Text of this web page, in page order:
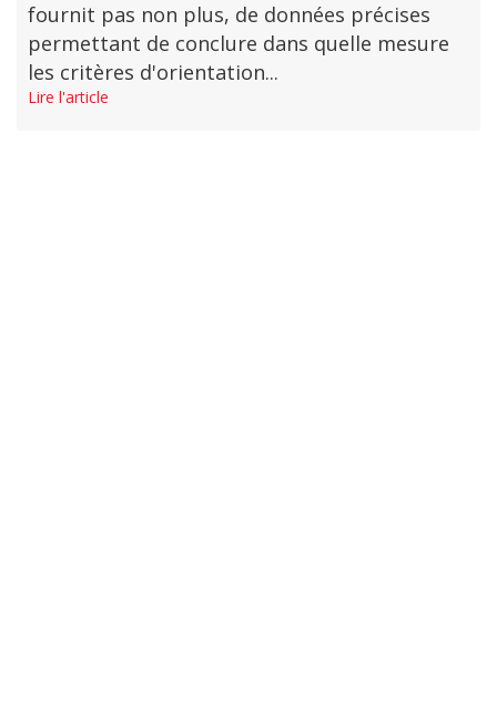
fournit pas non plus, de données précises
permettant de conclure dans quelle mesure
les critères d'orientation...
Lire l'article